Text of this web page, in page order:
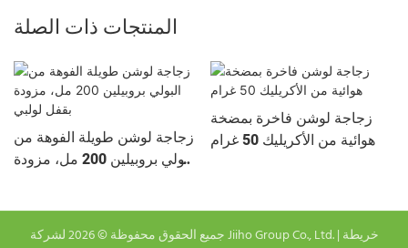
المنتجات ذات الصلة
زجاجة لوشن طويلة الفوهة من
البولي بروبيلين 200 مل، مزودة
زجاجة لوشن فاخرة بمضخة
هوائية من الأكريليك 50 غرام
جميع الحقوق محفوظة © 2026 لشركة Jiiho Group Co., Ltd. |